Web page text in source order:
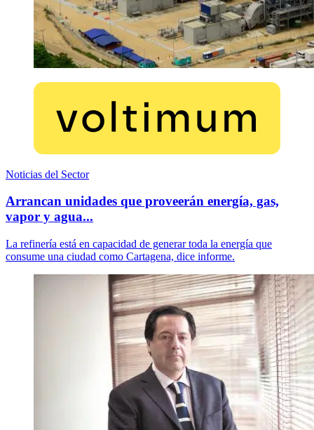
Noticias del Sector
Arrancan unidades que proveerán energía, gas,
vapor y agua...
La refinería está en capacidad de generar toda la energía que
consume una ciudad como Cartagena, dice informe.